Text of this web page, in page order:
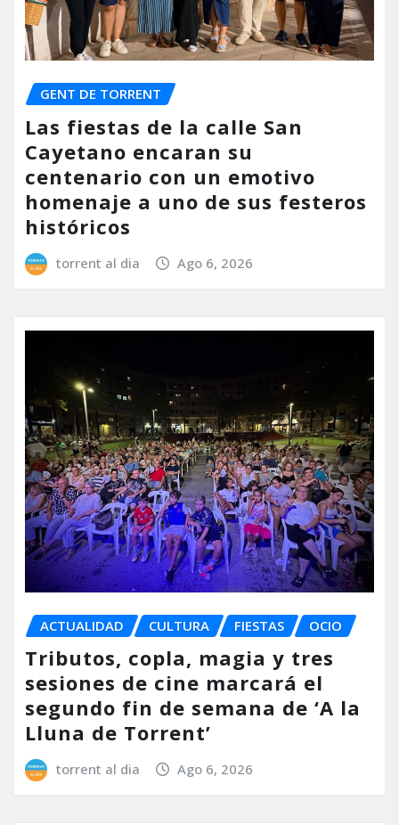
GENT DE TORRENT
Las fiestas de la calle San
Cayetano encaran su
centenario con un emotivo
homenaje a uno de sus festeros
históricos
torrent al dia Ago 6, 2026
ACTUALIDAD CULTURA FIESTAS OCIO
Tributos, copla, magia y tres
sesiones de cine marcará el
segundo fin de semana de ‘A la
Lluna de Torrent’
torrent al dia Ago 6, 2026